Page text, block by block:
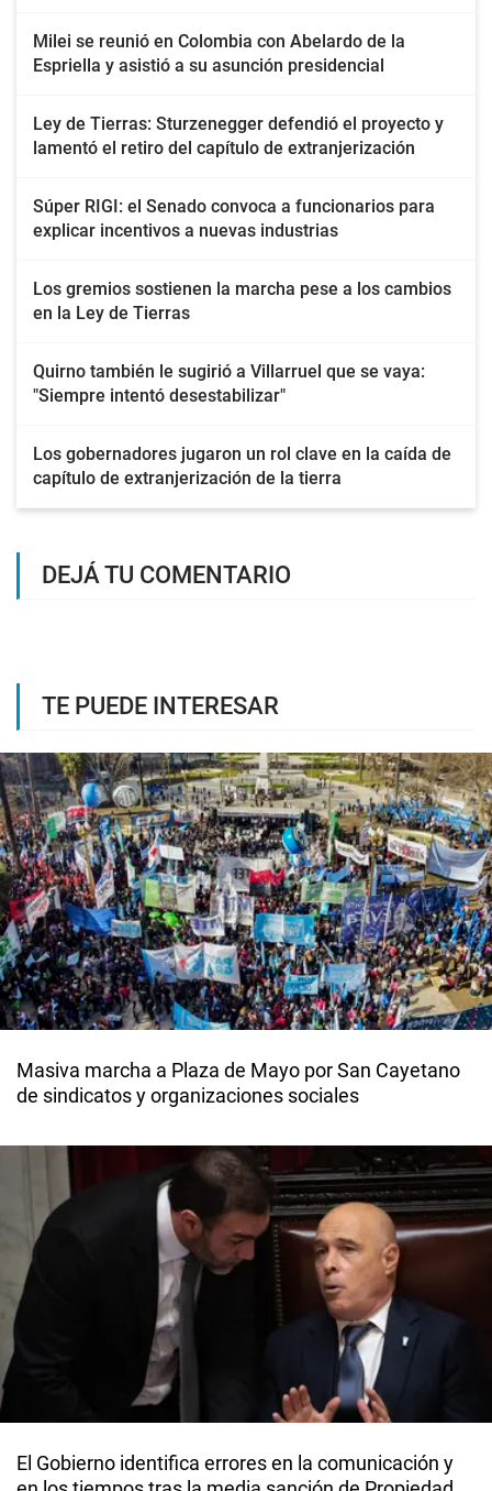
Milei se reunió en Colombia con Abelardo de la
Espriella y asistió a su asunción presidencial
Ley de Tierras: Sturzenegger defendió el proyecto y
lamentó el retiro del capítulo de extranjerización
Súper RIGI: el Senado convoca a funcionarios para
explicar incentivos a nuevas industrias
Los gremios sostienen la marcha pese a los cambios
en la Ley de Tierras
Quirno también le sugirió a Villarruel que se vaya:
"Siempre intentó desestabilizar"
Los gobernadores jugaron un rol clave en la caída de
capítulo de extranjerización de la tierra
DEJÁ TU COMENTARIO
TE PUEDE INTERESAR
Masiva marcha a Plaza de Mayo por San Cayetano
de sindicatos y organizaciones sociales
El Gobierno identifica errores en la comunicación y